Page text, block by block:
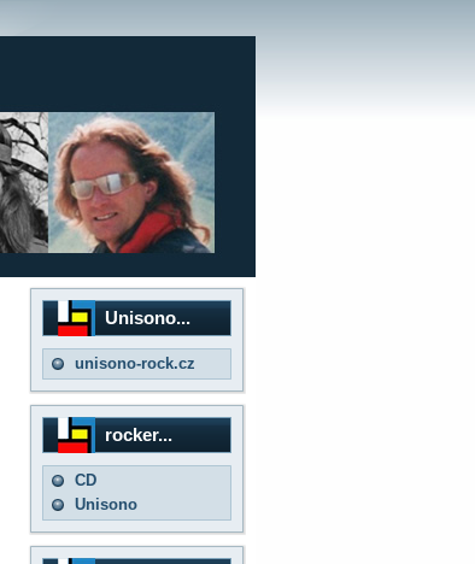
Unisono...
unisono-rock.cz
rocker...
CD
Unisono